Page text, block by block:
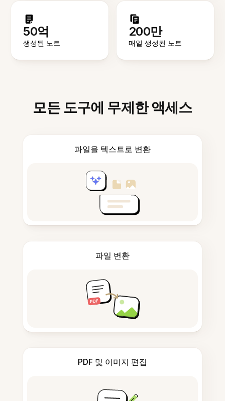
50억
생성된 노트
200만
매일 생성된 노트
모든 도구에 무제한 액세스
파일을 텍스트로 변환
파일 변환
PDF 및 이미지 편집